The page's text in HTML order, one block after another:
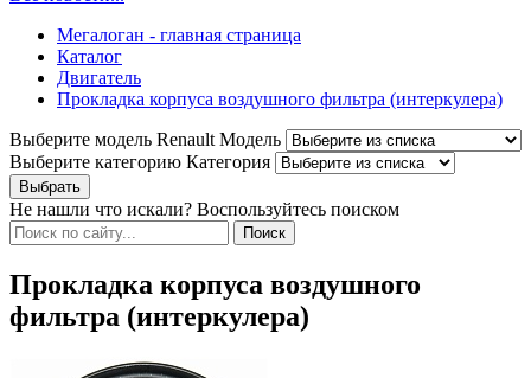
Мегалоган - главная страница
Каталог
Двигатель
Прокладка корпуса воздушного фильтра (интеркулера)
Выберите модель Renault Модель
Выберите категорию Категория
Не нашли что искали? Воспользуйтесь поиском
Прокладка корпуса воздушного
фильтра (интеркулера)